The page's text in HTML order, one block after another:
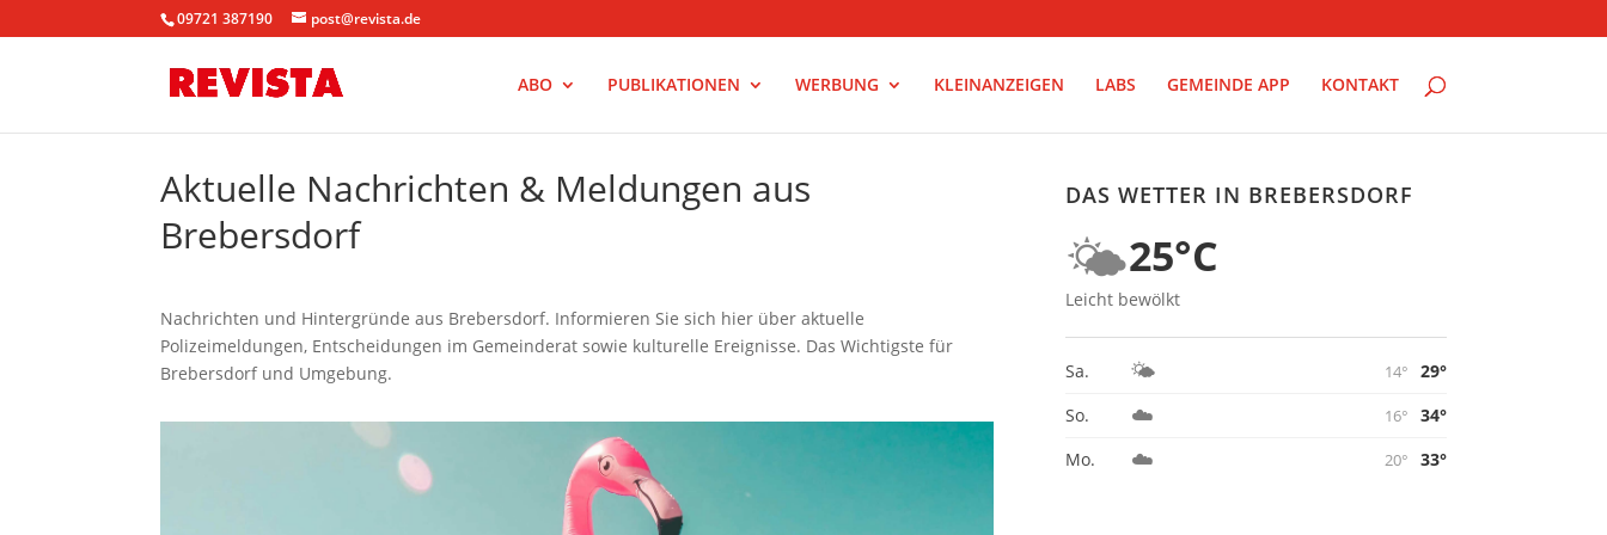
09721 387190 post@revista.de
ABO PUBLIKATIONEN WERBUNG KLEINANZEIGEN LABS GEMEINDE APP KONTAKT
Aktuelle Nachrichten & Meldungen aus
Brebersdorf
Nachrichten und Hintergründe aus Brebersdorf. Informieren Sie sich hier über aktuelle
Polizeimeldungen, Entscheidungen im Gemeinderat sowie kulturelle Ereignisse. Das Wichtigste für
Brebersdorf und Umgebung.
DAS WETTER IN BREBERSDORF
🌤️25°C
Leicht bewölkt
Sa. 🌤️ 14°
29°
So.
☁️ 16°
34°
Mo.
☁️ 20° 33°